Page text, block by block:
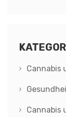
Cannabis
Cannabis